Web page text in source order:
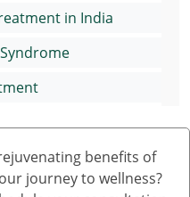
in India
in Adults
Treatment
benefits of
journey to wellness?